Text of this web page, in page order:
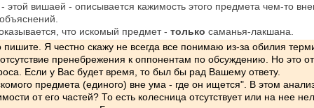
этой вишаей - описывается кажимость этого предмета чем-то
что искомый предмет - только саманья-лакшана.
Я честно скажу не всегда все понимаю из-за обилия
пренебрежения к оппонентам по обсуждению. Но
Если у Вас будет время, то был бы рад Вашему ответу.
предмета (единого) вне ума - где он ищется". В этом
от его частей? То есть колесница отсутствует или на нее